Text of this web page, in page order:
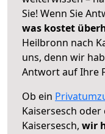
Sie! Wenn Sie
was kostet
Heilbronn nach
uns, denn wir
Antwort auf Ihre
Ob ein
Kaisersesch
Kaisersesch, wir